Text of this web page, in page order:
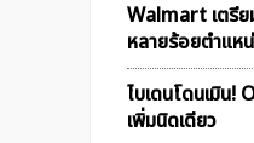
Walmart เตรี
หลายร้อยตำแห
ไบเดนโดนเมิน!
เพิ่มนิดเดียว